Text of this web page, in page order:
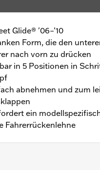
Glide® '06–'10
Form, die den
nach vorn zu drücken
in 5 Positionen in
abnehmen und zum
ein
Fahrerrückenlehne